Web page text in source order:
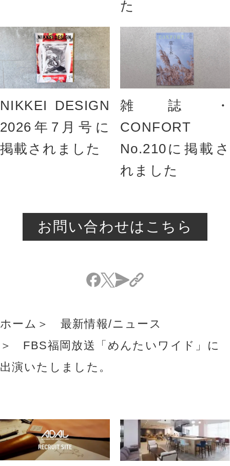
た
NIKKEI DESIGN
2026年7月号に
掲載されました
雑誌・
CONFORT
No.210に掲載さ
れました
お問い合わせはこちら
ホーム
最新情報/ニュース
FBS福岡放送「めんたいワイド」に
出演いたしました。